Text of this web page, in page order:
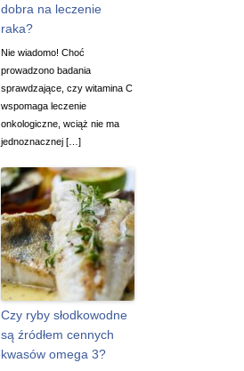
dobra na leczenie
raka?
Nie wiadomo! Choć
prowadzono badania
sprawdzające, czy witamina C
wspomaga leczenie
onkologiczne, wciąż nie ma
jednoznacznej […]
Czy ryby słodkowodne
są źródłem cennych
kwasów omega 3?